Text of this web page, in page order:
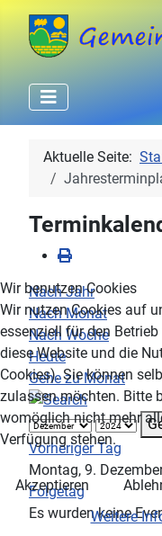
Aktuelle Seite:
Nach Jahr
Nach Monat
Nach Woche
Heute
Gehe zu Monat
Vorheriger Tag
Montag, 9.
Folgetag
Es wurden keine
Wir benutzen Cookies
Wir nutzen Cookies auf
essenziell für den
diese Website und die
Cookies). Sie können
zulassen möchten. Bitte
womöglich nicht mehr
Verfügung stehen.
Akzeptieren
Weitere